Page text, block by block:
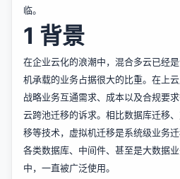
临。
1 背景
在企业云化的浪潮中，混合多云已经
机承载的业务占据很大的比重。在上
战略业务互通需求、成本以及合规要
云跨池迁移的诉求。相比数据库迁移
移等技术，虚拟机迁移是系统级业务
各类数据库、中间件、甚至是大数据
中，一直被广泛使用。